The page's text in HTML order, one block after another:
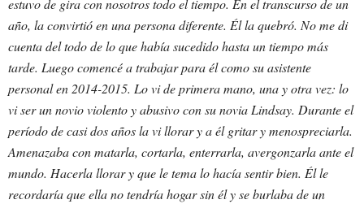
estuvo de gira con nosotros todo el tiempo. En el transcurso de un
año, la convirtió en una persona diferente. Él la quebró. No me di
cuenta del todo de lo que había sucedido hasta un tiempo más
tarde. Luego comencé a trabajar para él como su asistente
personal en 2014-2015. Lo vi de primera mano, una y otra vez: lo
vi ser un novio violento y abusivo con su novia Lindsay. Durante el
período de casi dos años la vi llorar y a él gritar y menospreciarla.
Amenazaba con matarla, cortarla, enterrarla, avergonzarla ante el
mundo. Hacerla llorar y que le tema lo hacía sentir bien. Él le
recordaría que ella no tendría hogar sin él y se burlaba de un